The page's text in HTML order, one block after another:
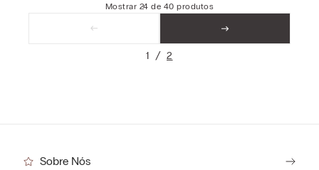
Mostrar 24 de 40 produtos
1 2
Sobre Nós